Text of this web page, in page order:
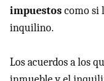
impuestoscomo si
inquilino.
Los acuerdos a los